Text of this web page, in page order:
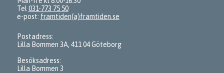
Tel 031-773 75 50
e-post: framtiden(a)framtiden.se
Postadress:
Lilla Bommen 3A, 411 04 Göteborg
Besöksadress:
Lilla Bommen 3